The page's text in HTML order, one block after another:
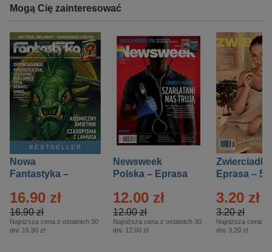
Mogą Cię zainteresować
BESTSELLER
Nowa
Fantastyka –
16.90 zł
16.90 zł
Najniższa cena z ostatnich 30
dni: 16.90 zł
Newsweek
Polska – Eprasa
12.00 zł
12.00 zł
Najniższa cena z ostatnich 30
dni: 12.00 zł
Zwierciadło
Eprasa – 5/
3.20 zł
3.20 zł
Najniższa cena z
dni: 3.20 zł